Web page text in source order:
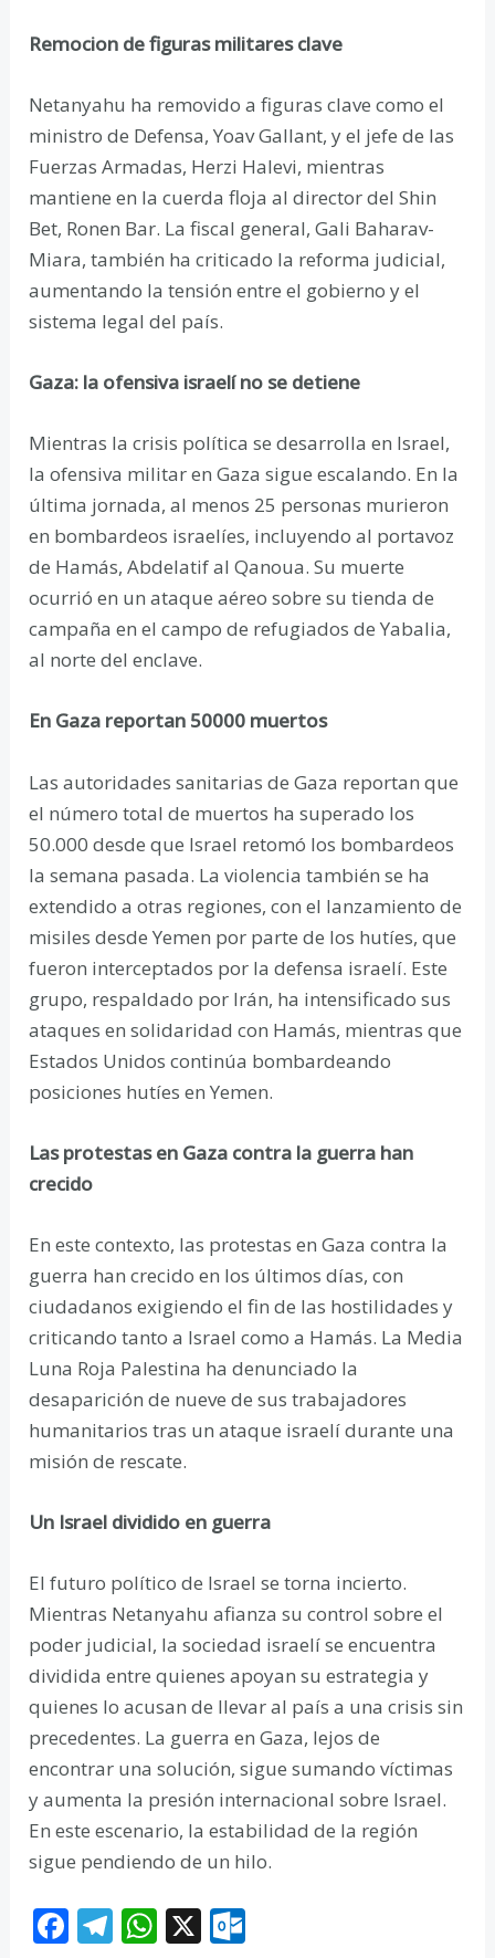
Remocion de figuras militares clave
Netanyahu ha removido a figuras clave como el
ministro de Defensa, Yoav Gallant, y el jefe de las
Fuerzas Armadas, Herzi Halevi, mientras
mantiene en la cuerda floja al director del Shin
Bet, Ronen Bar. La fiscal general, Gali Baharav-
Miara, también ha criticado la reforma judicial,
aumentando la tensión entre el gobierno y el
sistema legal del país.
Gaza: la ofensiva israelí no se detiene
Mientras la crisis política se desarrolla en Israel,
la ofensiva militar en Gaza sigue escalando. En la
última jornada, al menos 25 personas murieron
en bombardeos israelíes, incluyendo al portavoz
de Hamás, Abdelatif al Qanoua. Su muerte
ocurrió en un ataque aéreo sobre su tienda de
campaña en el campo de refugiados de Yabalia,
al norte del enclave.
En Gaza reportan 50000 muertos
Las autoridades sanitarias de Gaza reportan que
el número total de muertos ha superado los
50.000 desde que Israel retomó los bombardeos
la semana pasada. La violencia también se ha
extendido a otras regiones, con el lanzamiento de
misiles desde Yemen por parte de los hutíes, que
fueron interceptados por la defensa israelí. Este
grupo, respaldado por Irán, ha intensificado sus
ataques en solidaridad con Hamás, mientras que
Estados Unidos continúa bombardeando
posiciones hutíes en Yemen.
Las protestas en Gaza contra la guerra han
crecido
En este contexto, las protestas en Gaza contra la
guerra han crecido en los últimos días, con
ciudadanos exigiendo el fin de las hostilidades y
criticando tanto a Israel como a Hamás. La Media
Luna Roja Palestina ha denunciado la
desaparición de nueve de sus trabajadores
humanitarios tras un ataque israelí durante una
misión de rescate.
Un Israel dividido en guerra
El futuro político de Israel se torna incierto.
Mientras Netanyahu afianza su control sobre el
poder judicial, la sociedad israelí se encuentra
dividida entre quienes apoyan su estrategia y
quienes lo acusan de llevar al país a una crisis sin
precedentes. La guerra en Gaza, lejos de
encontrar una solución, sigue sumando víctimas
y aumenta la presión internacional sobre Israel.
En este escenario, la estabilidad de la región
sigue pendiendo de un hilo.
F T W X